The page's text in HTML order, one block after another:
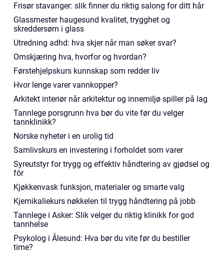
Frisør stavanger: slik finner du riktig salong for ditt hår
Glassmester haugesund kvalitet, trygghet og
skreddersøm i glass
Utredning adhd: hva skjer når man søker svar?
Omskjæring hva, hvorfor og hvordan?
Førstehjelpskurs kunnskap som redder liv
Hvor lenge varer vannkopper?
Arkitekt interiør når arkitektur og innemiljø spiller på lag
Tannlege porsgrunn hva bør du vite før du velger
tannklinikk?
Norske nyheter i en urolig tid
Samlivskurs en investering i forholdet som varer
Syreutstyr for trygg og effektiv håndtering av gjødsel og
fôr
Kjøkkenvask funksjon, materialer og smarte valg
Kjemikaliekurs nøkkelen til trygg håndtering på jobb
Tannlege i Asker: Slik velger du riktig klinikk for god
tannhelse
Psykolog i Ålesund: Hva bør du vite før du bestiller
time?